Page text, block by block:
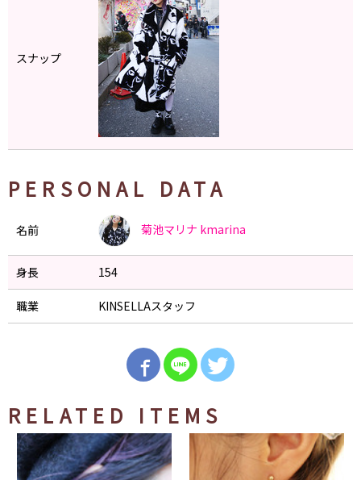
スナップ
PERSONAL DATA
名前 菊池マリナ kmarina
身長 154
職業 KINSELLAスタッフ
RELATED ITEMS